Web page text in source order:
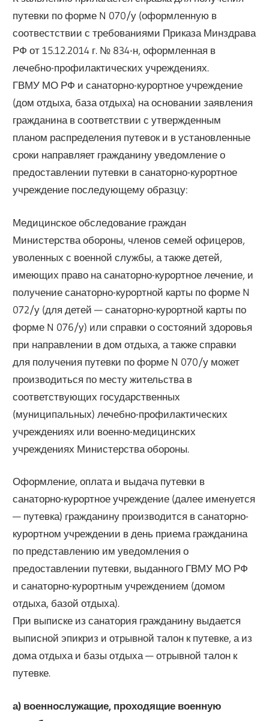
путевки по форме N 070/у (оформленную в
соотвестствии с требованиями Приказа Минздрава
РФ от 15.12.2014 г. № 834-н, оформленная в
лечебно-профилактических учреждениях.
ГВМУ МО РФ и санаторно-курортное учреждение
(дом отдыха, база отдыха) на основании заявления
гражданина в соответствии с утвержденным
планом распределения путевок и в установленные
сроки направляет гражданину уведомление о
предоставлении путевки в санаторно-курортное
учреждение последующему образцу:
Медицинское обследование граждан
Министерства обороны, членов семей офицеров,
уволенных с военной службы, а также детей,
имеющих право на санаторно-курортное лечение, и
получение санаторно-курортной карты по форме N
072/у (для детей — санаторно-курортной карты по
форме N 076/у) или справки о состояний здоровья
при направлении в дом отдыха, а также справки
для получения путевки по форме N 070/у может
производиться по месту жительства в
соответствующих государственных
(муниципальных) лечебно-профилактических
учреждениях или военно-медицинских
учреждениях Министерства обороны.
Оформление, оплата и выдача путевки в
санаторно-курортное учреждение (далее именуется
— путевка) гражданину производится в санаторно-
курортном учреждении в день приема гражданина
по представлению им уведомления о
предоставлении путевки, выданного ГВМУ МО РФ
и санаторно-курортным учреждением (домом
отдыха, базой отдыха).
При выписке из санатория гражданину выдается
выписной эпикриз и отрывной талон к путевке, а из
дома отдыха и базы отдыха — отрывной талон к
путевке.
а) военнослужащие, проходящие военную